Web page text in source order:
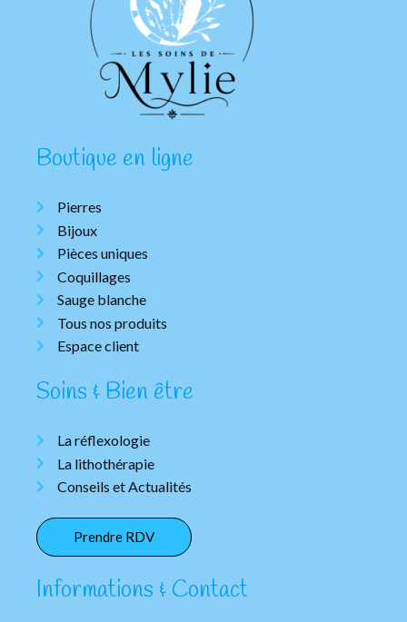
Boutique en ligne
Pierres
Bijoux
Pièces uniques
Coquillages
Sauge blanche
Tous nos produits
Espace client
Soins & Bien être
La réflexologie
La lithothérapie
Conseils et Actualités
Prendre RDV
Informations & Contact